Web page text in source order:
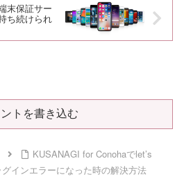
末保証サー
ち続けられ
トを書き込む
KUSANAGI for Conohaでlet’s
インエラーになった時の解決方法